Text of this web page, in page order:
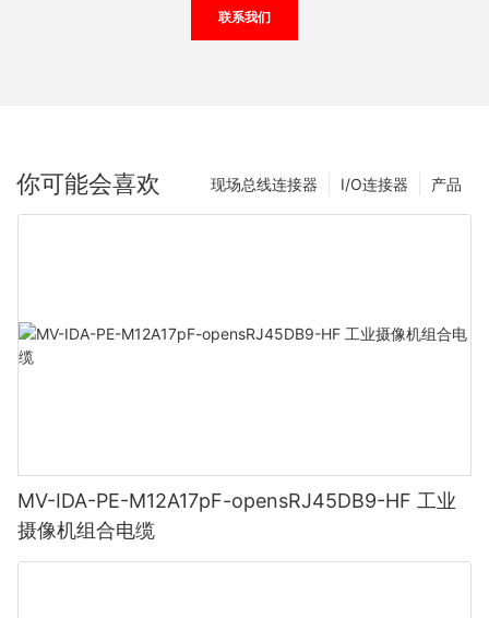
联系我们
你可能会喜欢 产品
I/O连接器
现场总线连接器
MV-IDA-PE-M12A17pF-opensRJ45DB9-HF 工业
摄像机组合电缆